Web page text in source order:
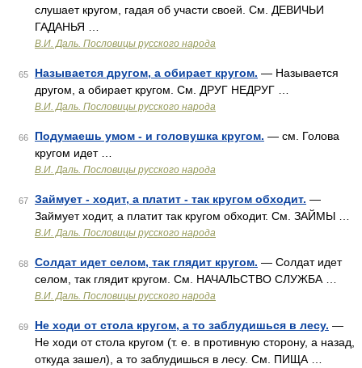
слушает кругом, гадая об участи своей. См. ДЕВИЧЬИ
ГАДАНЬЯ …
В.И. Даль. Пословицы русского народа
65 Называется другом, а обирает кругом. — Называется
другом, а обирает кругом. См. ДРУГ НЕДРУГ …
В.И. Даль. Пословицы русского народа
66 Подумаешь умом - и головушка кругом. — см. Голова
кругом идет …
В.И. Даль. Пословицы русского народа
67 Займует - ходит, а платит - так кругом обходит. —
Займует ходит, а платит так кругом обходит. См. ЗАЙМЫ …
В.И. Даль. Пословицы русского народа
68 Солдат идет селом, так глядит кругом. — Солдат идет
селом, так глядит кругом. См. НАЧАЛЬСТВО СЛУЖБА …
В.И. Даль. Пословицы русского народа
69 Не ходи от стола кругом, а то заблудишься в лесу. —
Не ходи от стола кругом (т. е. в противную сторону, а назад,
откуда зашел), а то заблудишься в лесу. См. ПИЩА …